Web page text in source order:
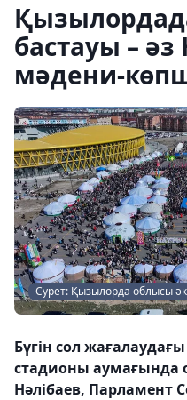
бастауы –
мәдени-
Сурет: Қызылорда облысы
Бүгін сол
стадионы аумағында
Нәлібаев, Парламент